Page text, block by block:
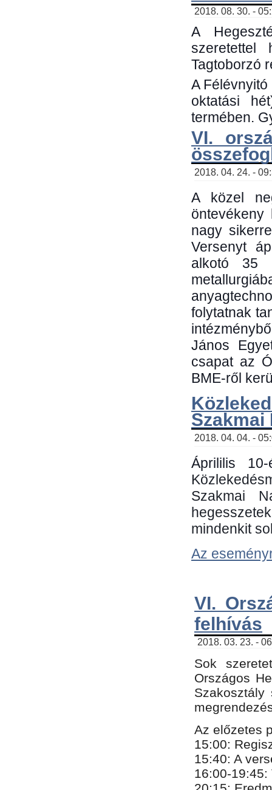
2018. 08. 30. -
A
szeretettel
Tagtoborzó
A
oktatási
termében.
VI.
2018. 04. 24. -
A közel
nagy
Versenyt
alkotó 35
folytatnak
János
csapat az
BME-ről
Szakmai
2018. 04. 04. -
Áprililis
Szakmai
mindenkit
Az
VI.
felhívás
2018. 03. 23. -
Sok
Országos
Az előzetes
15:00:
15:40: A
16:00-19:45: